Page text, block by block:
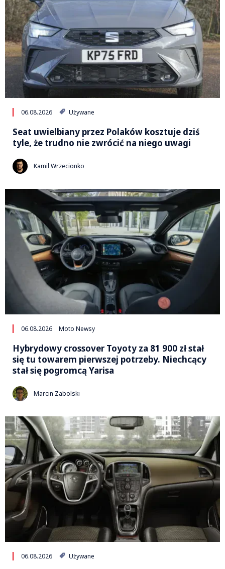
06.08.2026 Używane
Seat uwielbiany przez Polaków kosztuje dziś
tyle, że trudno nie zwrócić na niego uwagi
Kamil Wrzecionko
06.08.2026 Moto Newsy
Hybrydowy crossover Toyoty za 81 900 zł stał
się tu towarem pierwszej potrzeby. Niechcący
stał się pogromcą Yarisa
Marcin Zabolski
06.08.2026 Używane